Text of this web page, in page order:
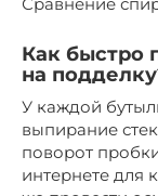
Как быстро
на
У каждой
выпирание
поворот
интернете для